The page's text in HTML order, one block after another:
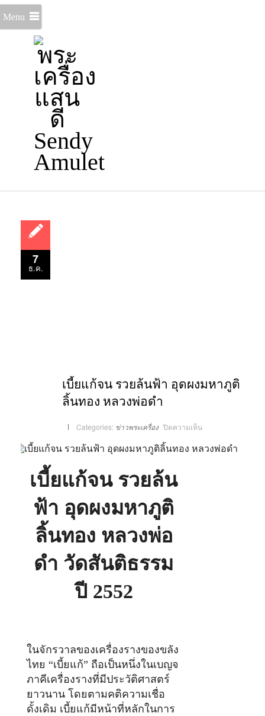
Menu
7
ธ.ค.
เบี้ยแก้จน รวยล้นฟ้า อุดผงมหาภูติ
ลิ้นทอง หลวงพ่อดำ
Categories: ข่าวพระเครื่อง ปิดความเห็นบน
เบี้ย
จน
รวย
เบี้ยแก้จน รวยล้น
ฟ้า อุดผงมหาภูติ
ลิ้นทอง หลวงพ่อ
ดำ วัดสันติธรรม
ปี 2552
ในจักรวาลของเครื่องรางของขลัง
ไทย “เบี้ยแก้” ถือเป็นหนึ่งในเบญจ
ภาคีเครื่องรางที่มีประวัติศาสตร์
ยาวนาน โดยตามคติความเชื่อ
ดั้งเดิม เบี้ยแก้มีหน้าที่หลักในการ